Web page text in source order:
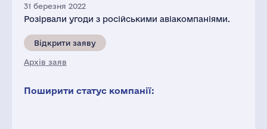
31 березня 2022
Розірвали угоди з російськими авіакомпаніями.
Відкрити заяву
Архів заяв
Поширити статус компанії: